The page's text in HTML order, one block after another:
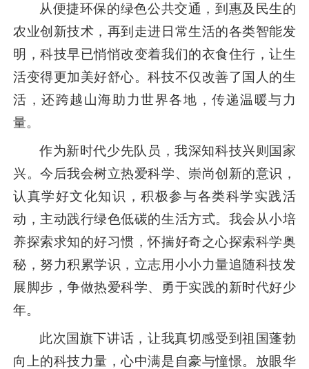
从便捷环保的绿色公共交通，到惠及民生的
农业创新技术，再到走进日常生活的各类智能发
明，科技早已悄悄改变着我们的衣食住行，让生
活变得更加美好舒心。科技不仅改善了国人的生
活，还跨越山海助力世界各地，传递温暖与力
量。
作为新时代少先队员，我深知科技兴则国家
兴。今后我会树立热爱科学、崇尚创新的意识，
认真学好文化知识，积极参与各类科学实践活
动，主动践行绿色低碳的生活方式。我会从小培
养探索求知的好习惯，怀揣好奇之心探索科学奥
秘，努力积累学识，立志用小小力量追随科技发
展脚步，争做热爱科学、勇于实践的新时代好少
年。
此次国旗下讲话，让我真切感受到祖国蓬勃
向上的科技力量，心中满是自豪与憧憬。放眼华